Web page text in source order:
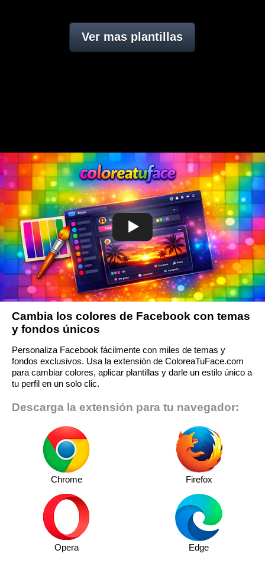
Ver mas plantillas
Cambia los colores de Facebook con temas
y fondos únicos
Personaliza Facebook fácilmente con miles de temas y
fondos exclusivos. Usa la extensión de ColoreaTuFace.com
para cambiar colores, aplicar plantillas y darle un estilo único a
tu perfil en un solo clic.
Descarga la extensión para tu navegador:
Chrome Firefox
Opera Edge